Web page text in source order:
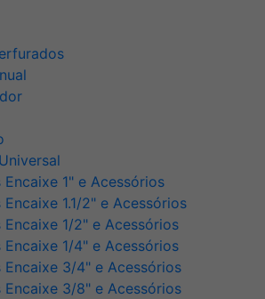
Encaixe 1" e Acessórios
Encaixe 1.1/2" e Acessórios
Encaixe 1/2" e Acessórios
Encaixe 1/4" e Acessórios
Encaixe 3/4" e Acessórios
Encaixe 3/8" e Acessórios